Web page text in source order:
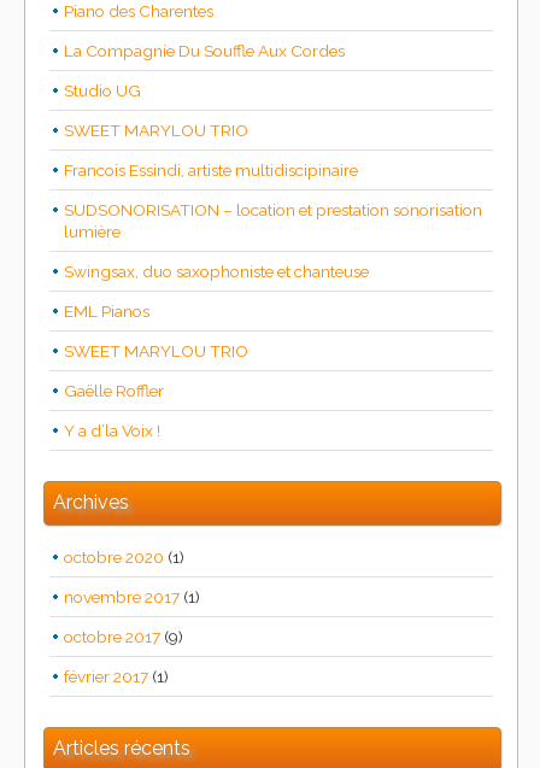
Piano des Charentes
La Compagnie Du Souffle Aux Cordes
Studio UG
SWEET MARYLOU TRIO
Francois Essindi, artiste multidiscipinaire
SUDSONORISATION – location et prestation sonorisation
lumière
Swingsax, duo saxophoniste et chanteuse
EML Pianos
SWEET MARYLOU TRIO
Gaëlle Roffler
Y a d’la Voix !
Archives
octobre 2020 (1)
novembre 2017 (1)
octobre 2017 (9)
février 2017 (1)
Articles récents